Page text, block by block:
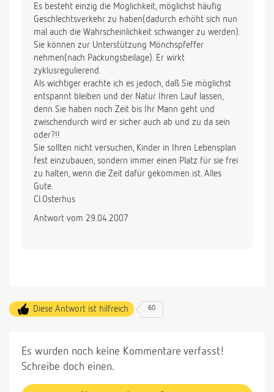
1000 megalieben Dank, Nadine
Es besteht einzig die Möglichkeit, möglichst häufig
Geschlechtsverkehr zu haben(dadurch erhöht sich nun
mal auch die Wahrscheinlichkeit schwanger zu werden).
Sie können zur Unterstützung Mönchspfeffer
nehmen(nach Packungsbeilage). Er wirkt
zyklusregulierend.
Als wichtiger erachte ich es jedoch, daß Sie möglichst
entspannt bleiben und der Natur Ihren Lauf lassen,
denn Sie haben noch Zeit bis Ihr Mann geht und
zwischendurch wird er sicher auch ab und zu da sein
oder?!!
Sie sollten nicht versuchen, Kinder in Ihren Lebensplan
fest einzubauen, sondern immer einen Platz für sie frei
zu halten, wenn die Zeit dafür gekommen ist. Alles
Gute.
Cl.Osterhus
Antwort vom 29.04.2007
Diese Antwort ist hilfreich 60
Es wurden noch keine Kommentare verfasst!
Schreibe doch einen.